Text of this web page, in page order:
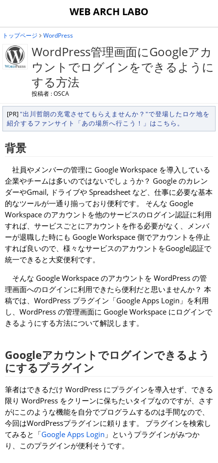
WEB ARCH LABO
トップページ WordPress
WordPress管理画面にGoogleアカ
ウントでログインをできるように
する方法
投稿者 : OSCA
[PR]"出川哲朗の充電させてもらえませんか？"で登場したロケ地を
紹介するファンサイト「あの場所へ行こう！」はこちら。
背景
社員やメンバーの管理に Google Workspace を導入している
企業やチームは多いのではないでしょうか？ Google のカレン
ダーやGmail, ドライブや Spreadsheet など、仕事に必要な基本
的なツールが一通り揃っており便利です。 そんな Google
Workspace のアカウントを他のサービスのログイン認証に利用
すれば、サービスごとにアカウントを作る必要がなく、メンバ
ーが退職した時にも Google Workspace 側でアカウントを停止
すれば良いので、様々なサービスのアカウントをGoogle認証で
統一できると大変便利です。
そんな Google Workspace のアカウントを WordPress の管
理画面へのログインに利用できたら便利だと思いませんか？ 本
稿では、WordPress プラグイン「Google Apps Login」を利用
し、WordPress の管理画面に Google Workspace にログインで
きるようにする方法について解説します。
Googleアカウントでログインできるよう
にするプラグイン
筆者はできるだけ WordPress にプラグインを導入せず、できる
限り WordPress をクリーンに保ちたいタイプなのですが、さす
がにこのような機能を自分でプログラムするのは手間なので、
今回はWordPressプラグインに頼ります。 プラグインを検索し
てみると「Google Apps Login 」というプラグインがみつか
り、このプラグインが便利そうです。